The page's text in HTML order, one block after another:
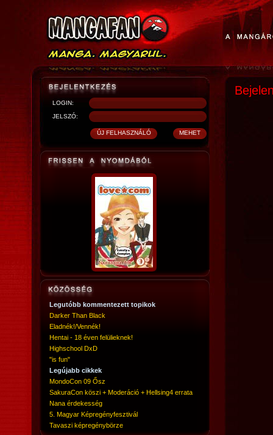
LOGIN:
JELSZÓ:
Legutóbb kommentezett topikok
Darker Than Black
Eladnék!/Vennék!
Hentai - 18 éven felülieknek!
Highschool DxD
"is fun"
Legújabb cikkek
MondoCon 09 Ősz
SakuraCon köszi + Moderáció + Hellsing4 errata
Nana érdekesség
5. Magyar Képregényfesztivál
Tavaszi képregénybörze